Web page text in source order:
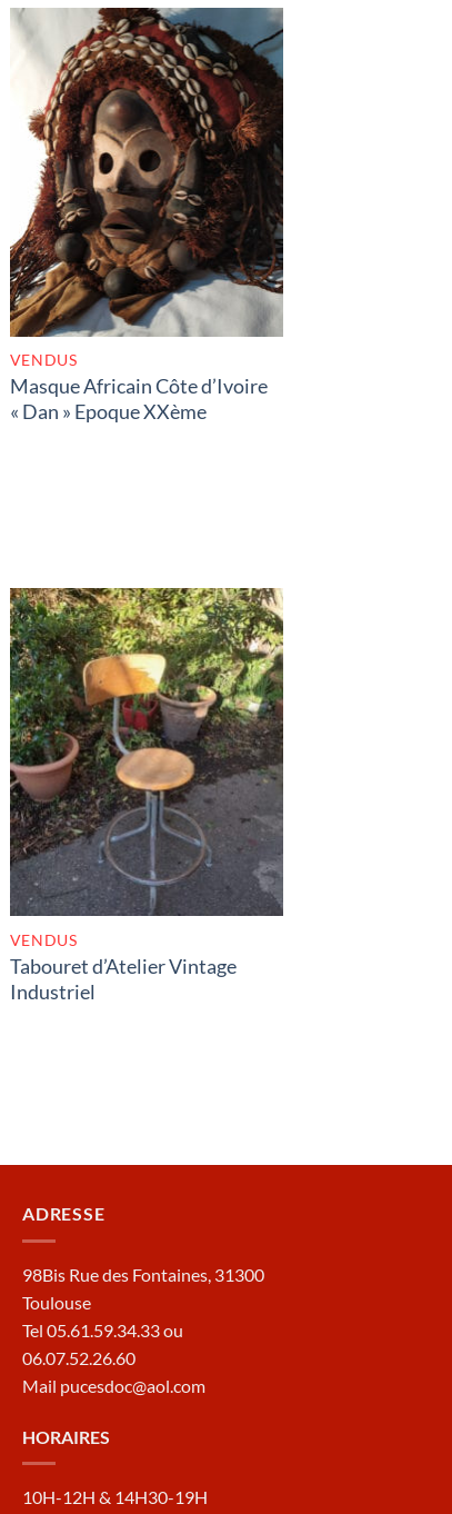
RUPTURE DE STOCK
VENDUS
Masque Africain Côte d’Ivoire
« Dan » Epoque XXème
RUPTURE DE STOCK
VENDUS
Tabouret d’Atelier Vintage
Industriel
ADRESSE
98Bis Rue des Fontaines, 31300
Toulouse
Tel 05.61.59.34.33 ou
06.07.52.26.60
Mail pucesdoc@aol.com
HORAIRES
10H-12H & 14H30-19H